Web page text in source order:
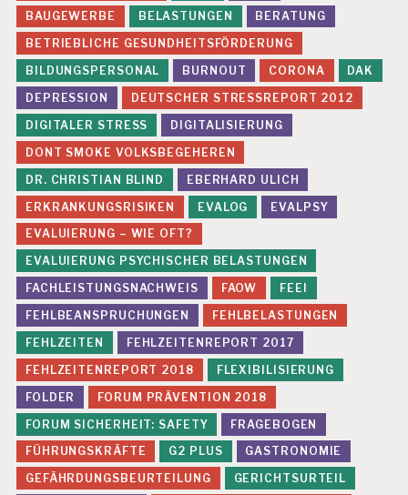
S
T
U
N
G
E
N
F
E
H
L
B
E
A
N
S
P
R
U
C
H
U
N
G
E
N
F
BAUGEWERBE
BELASTUNGEN
BERATUNG
BETRIEBLICHE GESUNDHEITSFÖRDERUNG
BILDUNGSPERSONAL
BURNOUT CORONA
DAK
DEPRESSION
DEUTSCHER STRESSREPORT 2012
DIGITALER STRESS
DIGITALISIERUNG
DONT SMOKE VOLKSBEGEHEREN
DR. CHRISTIAN BLIND
EBERHARD ULICH
ERKRANKUNGSRISIKEN
EVALOG
EVALPSY
EVALUIERUNG – WIE OFT?
EVALUIERUNG PSYCHISCHER BELASTUNGEN
FACHLEISTUNGSNACHWEIS
FAOW
FEEI
FEHLBEANSPRUCHUNGEN
FEHLBELASTUNGEN
FEHLZEITEN
FEHLZEITENREPORT 2017
FEHLZEITENREPORT 2018
FLEXIBILISIERUNG
FOLDER
FORUM PRÄVENTION 2018
FORUM SICHERHEIT: SAFETY
FRAGEBOGEN
FÜHRUNGSKRÄFTE
G2 PLUS
GASTRONOMIE
GEFÄHRDUNGSBEURTEILUNG
GERICHTSURTEIL